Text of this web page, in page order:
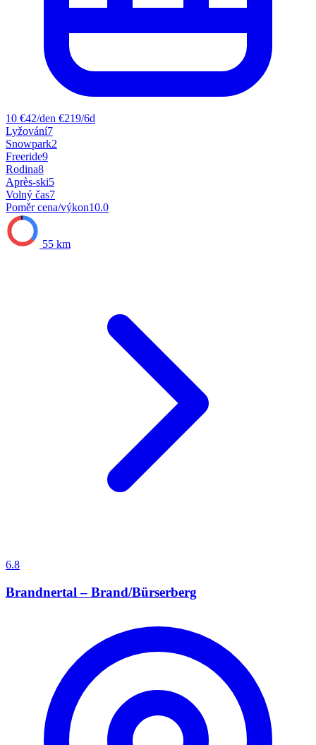
10 €42/den €219/6d
Lyžování7
Snowpark2
Freeride9
Rodina8
Après-ski5
Volný čas7
Poměr cena/výkon10.0
55 km
6.8
Brandnertal – Brand/Bürserberg